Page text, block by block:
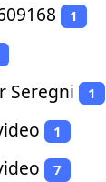
1
Seregni 1
1
7